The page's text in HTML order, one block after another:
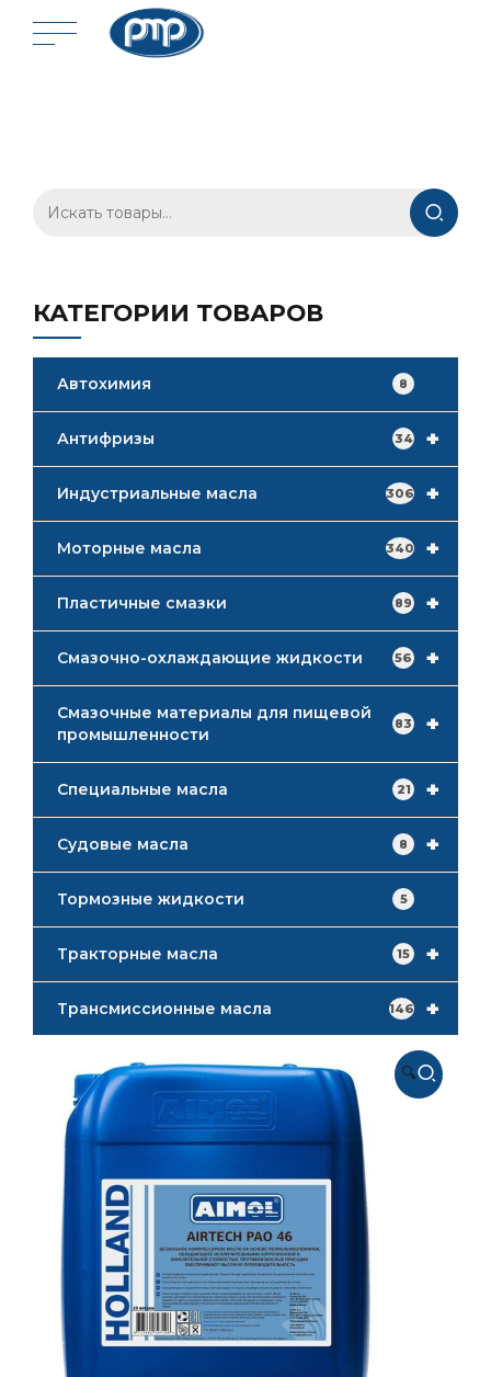
КАТЕГОРИИ ТОВАРОВ
Автохимия 8
+
Антифризы 34
+
Индустриальные масла 306
+
Моторные масла 340
+
Пластичные смазки 89
+
Смазочно-охлаждающие жидкости 56
+
Смазочные материалы для пищевой
промышленности
83
+
Специальные масла 21
+
Судовые масла 8
Тормозные жидкости 5
+
Тракторные масла 15
+
Трансмиссионные масла 146
🔍